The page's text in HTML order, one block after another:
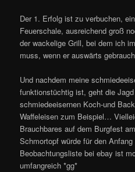
Der 1. Erfolg ist zu verbuchen,
Feuerschale, ausreichend groß
der wackelige Grill, bei dem ich
muss, wenn er auswärts
Und nachdem meine
funktionstüchtig ist, geht die
schmiedeeisernen Koch-und
Waffeleisen zum Beispiel…
Brauchbares auf dem Burgfest
Schmortopf würde für den
Beobachtungsliste bei ebay ist
umfangreich *gg*